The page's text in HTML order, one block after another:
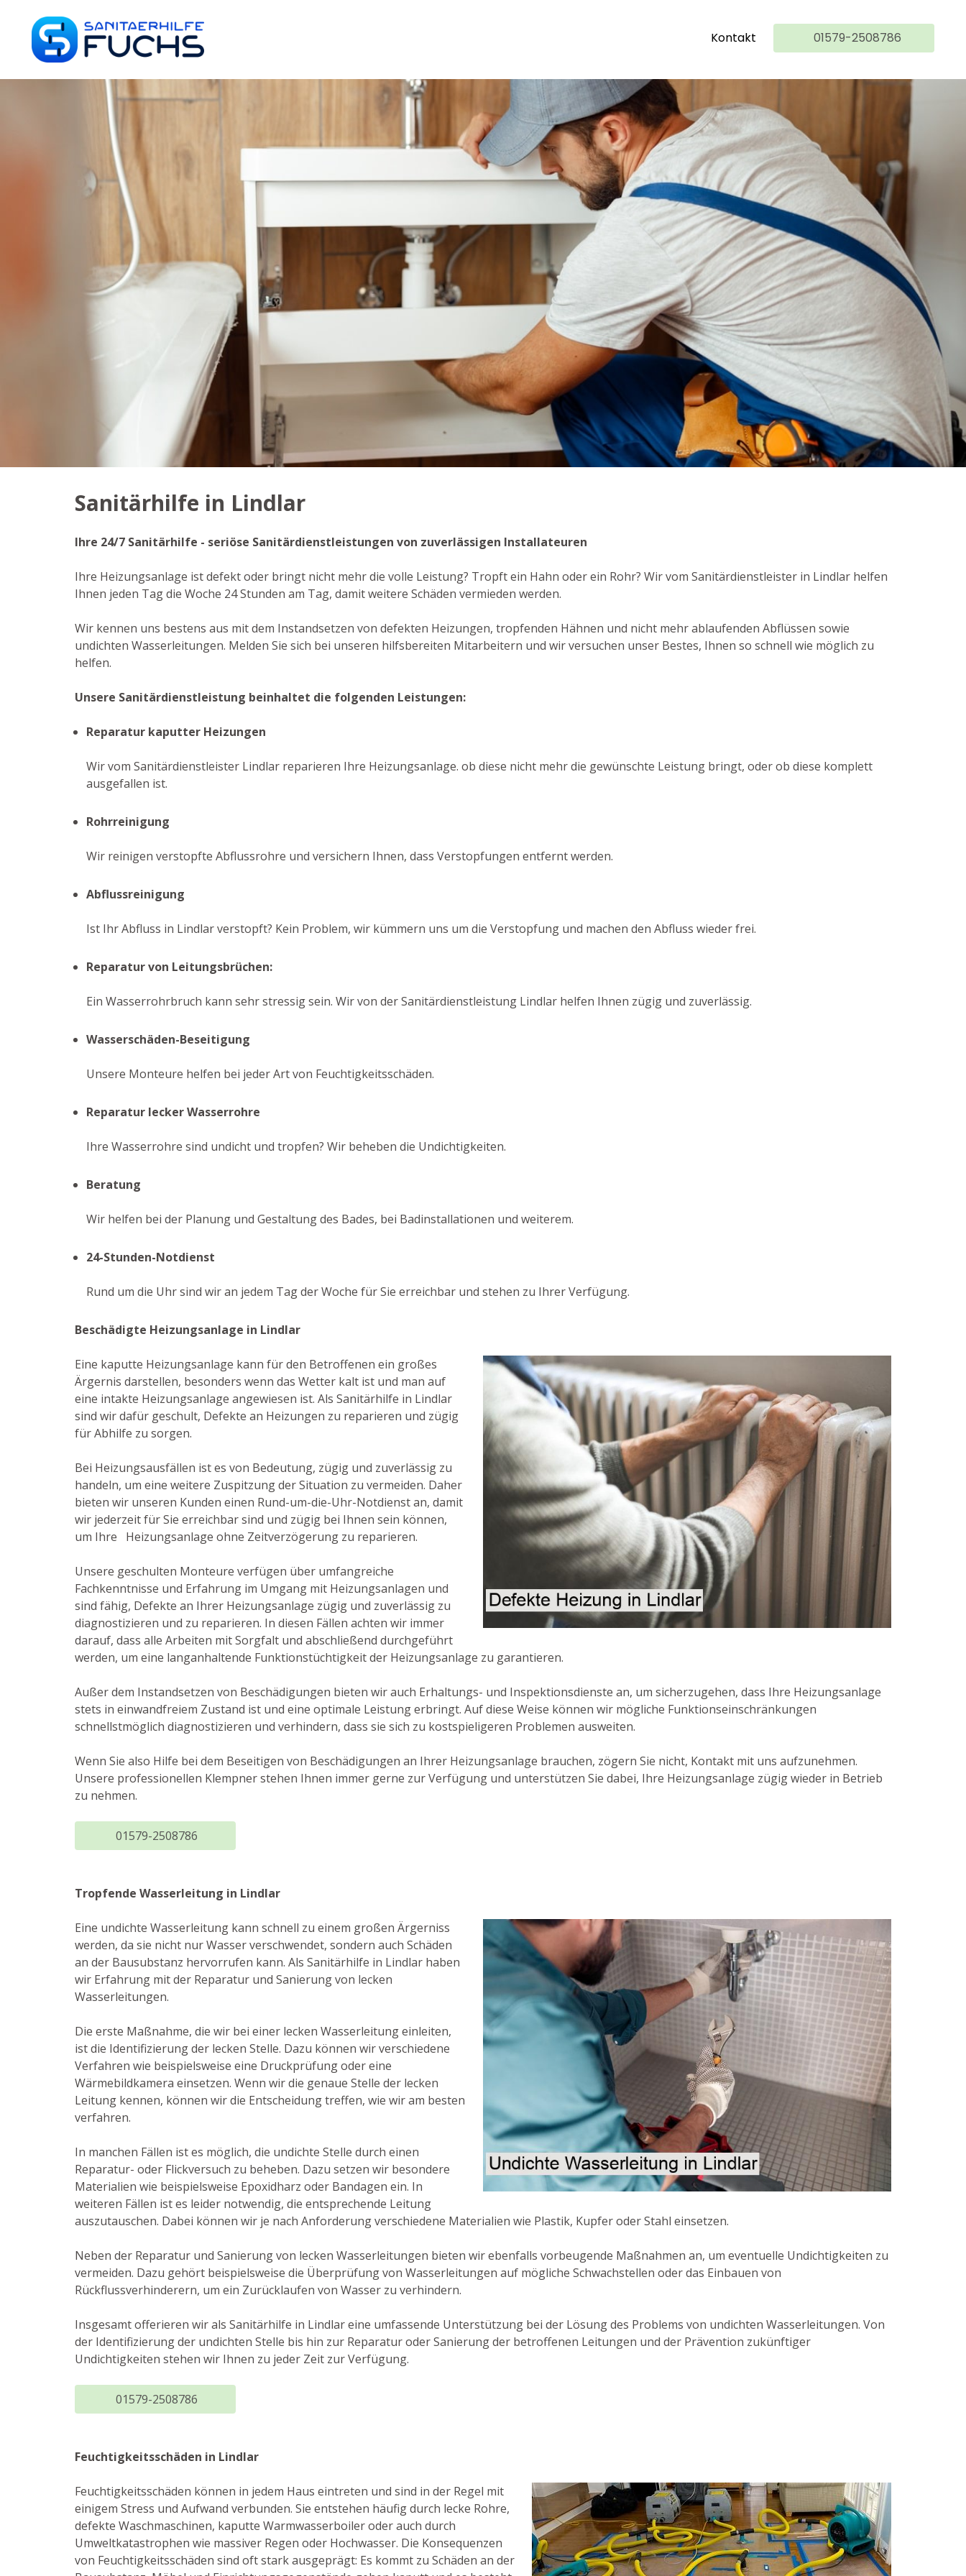
Kontakt 01579-2508786
Sanitärhilfe in Lindlar
Ihre 24/7 Sanitärhilfe - seriöse Sanitärdienstleistungen von zuverlässigen Installateuren
Ihre Heizungsanlage ist defekt oder bringt nicht mehr die volle Leistung? Tropft ein Hahn oder ein Rohr? Wir vom Sanitärdienstleister in Lindlar helfen
Ihnen jeden Tag die Woche 24 Stunden am Tag, damit weitere Schäden vermieden werden.
Wir kennen uns bestens aus mit dem Instandsetzen von defekten Heizungen, tropfenden Hähnen und nicht mehr ablaufenden Abflüssen sowie
undichten Wasserleitungen. Melden Sie sich bei unseren hilfsbereiten Mitarbeitern und wir versuchen unser Bestes, Ihnen so schnell wie möglich zu
helfen.
Unsere Sanitärdienstleistung beinhaltet die folgenden Leistungen:
Reparatur kaputter Heizungen
Wir vom Sanitärdienstleister Lindlar reparieren Ihre Heizungsanlage. ob diese nicht mehr die gewünschte Leistung bringt, oder ob diese komplett
ausgefallen ist.
Rohrreinigung
Wir reinigen verstopfte Abflussrohre und versichern Ihnen, dass Verstopfungen entfernt werden.
Abflussreinigung
Ist Ihr Abfluss in Lindlar verstopft? Kein Problem, wir kümmern uns um die Verstopfung und machen den Abfluss wieder frei.
Reparatur von Leitungsbrüchen:
Ein Wasserrohrbruch kann sehr stressig sein. Wir von der Sanitärdienstleistung Lindlar helfen Ihnen zügig und zuverlässig.
Wasserschäden-Beseitigung
Unsere Monteure helfen bei jeder Art von Feuchtigkeitsschäden.
Reparatur lecker Wasserrohre
Ihre Wasserrohre sind undicht und tropfen? Wir beheben die Undichtigkeiten.
Beratung
Wir helfen bei der Planung und Gestaltung des Bades, bei Badinstallationen und weiterem.
24-Stunden-Notdienst
Rund um die Uhr sind wir an jedem Tag der Woche für Sie erreichbar und stehen zu Ihrer Verfügung.
Beschädigte Heizungsanlage in Lindlar
Eine kaputte Heizungsanlage kann für den Betroffenen ein großes
Ärgernis darstellen, besonders wenn das Wetter kalt ist und man auf
eine intakte Heizungsanlage angewiesen ist. Als Sanitärhilfe in Lindlar
sind wir dafür geschult, Defekte an Heizungen zu reparieren und zügig
für Abhilfe zu sorgen.
Bei Heizungsausfällen ist es von Bedeutung, zügig und zuverlässig zu
handeln, um eine weitere Zuspitzung der Situation zu vermeiden. Daher
bieten wir unseren Kunden einen Rund-um-die-Uhr-Notdienst an, damit
wir jederzeit für Sie erreichbar sind und zügig bei Ihnen sein können,
um Ihre Heizungsanlage ohne Zeitverzögerung zu reparieren.
Unsere geschulten Monteure verfügen über umfangreiche
Fachkenntnisse und Erfahrung im Umgang mit Heizungsanlagen und
sind fähig, Defekte an Ihrer Heizungsanlage zügig und zuverlässig zu
diagnostizieren und zu reparieren. In diesen Fällen achten wir immer
darauf, dass alle Arbeiten mit Sorgfalt und abschließend durchgeführt
werden, um eine langanhaltende Funktionstüchtigkeit der Heizungsanlage zu garantieren.
Außer dem Instandsetzen von Beschädigungen bieten wir auch Erhaltungs- und Inspektionsdienste an, um sicherzugehen, dass Ihre Heizungsanlage
stets in einwandfreiem Zustand ist und eine optimale Leistung erbringt. Auf diese Weise können wir mögliche Funktionseinschränkungen
schnellstmöglich diagnostizieren und verhindern, dass sie sich zu kostspieligeren Problemen ausweiten.
Wenn Sie also Hilfe bei dem Beseitigen von Beschädigungen an Ihrer Heizungsanlage brauchen, zögern Sie nicht, Kontakt mit uns aufzunehmen.
Unsere professionellen Klempner stehen Ihnen immer gerne zur Verfügung und unterstützen Sie dabei, Ihre Heizungsanlage zügig wieder in Betrieb
zu nehmen.
01579-2508786
Tropfende Wasserleitung in Lindlar
Eine undichte Wasserleitung kann schnell zu einem großen Ärgerniss
werden, da sie nicht nur Wasser verschwendet, sondern auch Schäden
an der Bausubstanz hervorrufen kann. Als Sanitärhilfe in Lindlar haben
wir Erfahrung mit der Reparatur und Sanierung von lecken
Wasserleitungen.
Die erste Maßnahme, die wir bei einer lecken Wasserleitung einleiten,
ist die Identifizierung der lecken Stelle. Dazu können wir verschiedene
Verfahren wie beispielsweise eine Druckprüfung oder eine
Wärmebildkamera einsetzen. Wenn wir die genaue Stelle der lecken
Leitung kennen, können wir die Entscheidung treffen, wie wir am besten
verfahren.
In manchen Fällen ist es möglich, die undichte Stelle durch einen
Reparatur- oder Flickversuch zu beheben. Dazu setzen wir besondere
Materialien wie beispielsweise Epoxidharz oder Bandagen ein. In
weiteren Fällen ist es leider notwendig, die entsprechende Leitung
auszutauschen. Dabei können wir je nach Anforderung verschiedene Materialien wie Plastik, Kupfer oder Stahl einsetzen.
Neben der Reparatur und Sanierung von lecken Wasserleitungen bieten wir ebenfalls vorbeugende Maßnahmen an, um eventuelle Undichtigkeiten zu
vermeiden. Dazu gehört beispielsweise die Überprüfung von Wasserleitungen auf mögliche Schwachstellen oder das Einbauen von
Rückflussverhinderern, um ein Zurücklaufen von Wasser zu verhindern.
Insgesamt offerieren wir als Sanitärhilfe in Lindlar eine umfassende Unterstützung bei der Lösung des Problems von undichten Wasserleitungen. Von
der Identifizierung der undichten Stelle bis hin zur Reparatur oder Sanierung der betroffenen Leitungen und der Prävention zukünftiger
Undichtigkeiten stehen wir Ihnen zu jeder Zeit zur Verfügung.
01579-2508786
Feuchtigkeitsschäden in Lindlar
Feuchtigkeitsschäden können in jedem Haus eintreten und sind in der Regel mit
einigem Stress und Aufwand verbunden. Sie entstehen häufig durch lecke Rohre,
defekte Waschmaschinen, kaputte Warmwasserboiler oder auch durch
Umweltkatastrophen wie massiver Regen oder Hochwasser. Die Konsequenzen
von Feuchtigkeitsschäden sind oft stark ausgeprägt: Es kommt zu Schäden an der